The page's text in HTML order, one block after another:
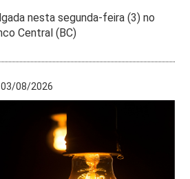
nesta segunda-feira (3) no
Central (BC)
08/2026